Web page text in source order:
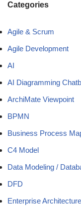
Categories
Agile & Scrum
Agile Development
AI
AI Diagramming
ArchiMate Viewpoint
BPMN
Business Process
C4 Model
Data Modeling /
DFD
Enterprise Architecture